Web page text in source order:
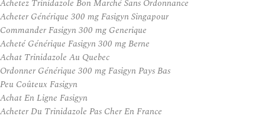
Achetez Trinidazole Bon Marché Sans Ordonnance
Acheter Générique 300 mg Fasigyn Singapour
Commander Fasigyn 300 mg Generique
Acheté Générique Fasigyn 300 mg Berne
Achat Trinidazole Au Quebec
Ordonner Générique 300 mg Fasigyn Pays Bas
Peu Coûteux Fasigyn
Achat En Ligne Fasigyn
Acheter Du Trinidazole Pas Cher En France